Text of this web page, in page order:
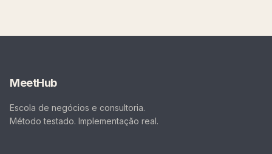
MeetHub
Escola de negócios e consultoria.
Método testado. Implementação real.